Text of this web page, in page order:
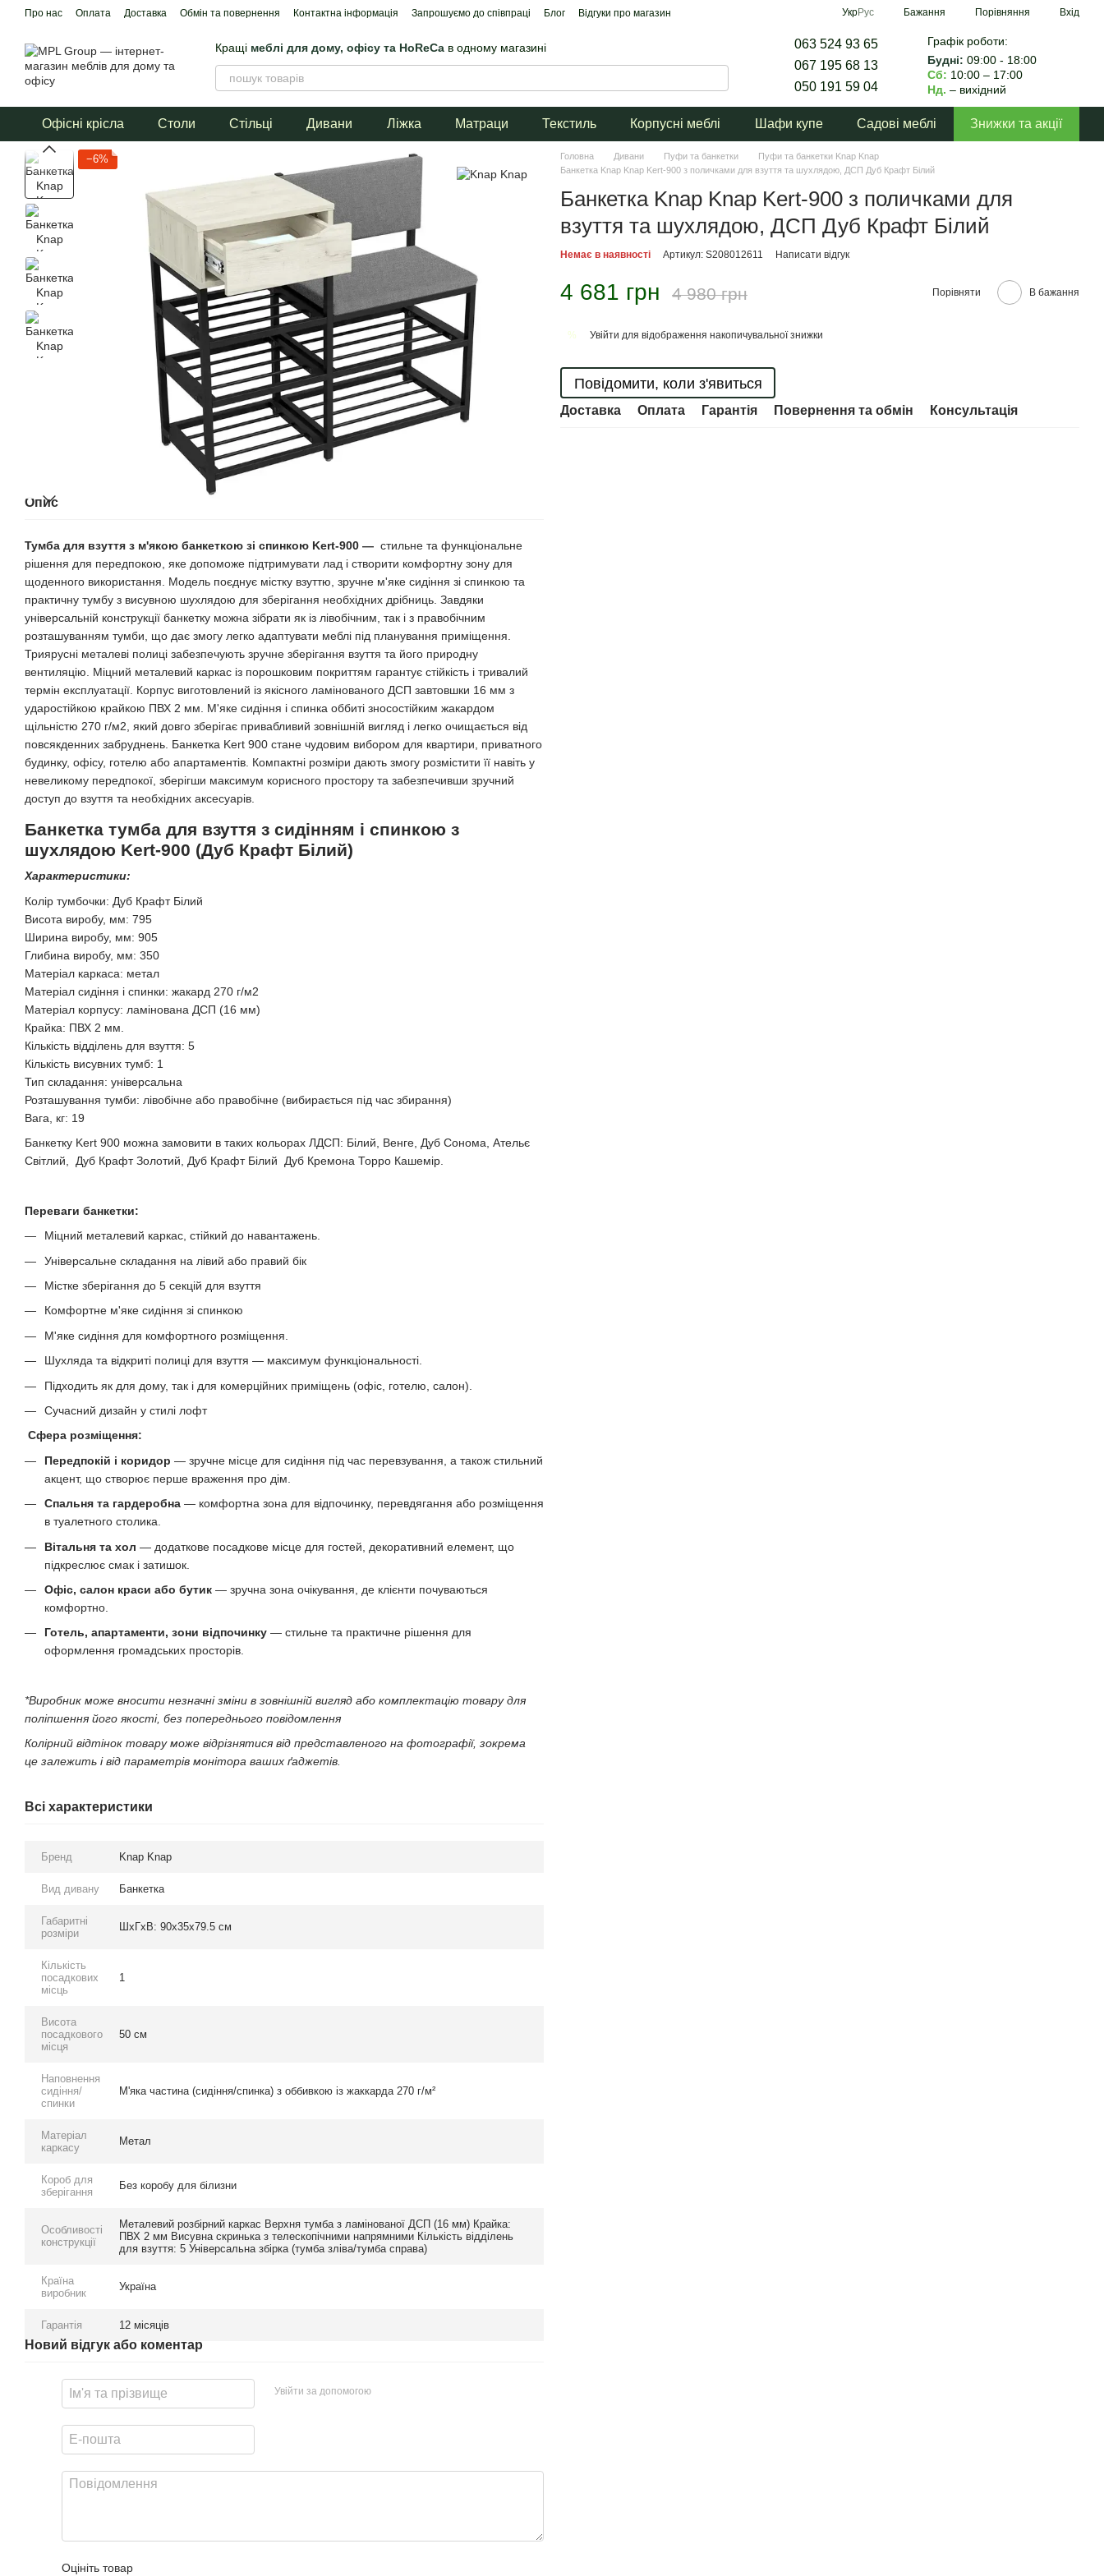
Перейти до основного контенту
Про нас Оплата Доставка Обмін та повернення Контактна інформація Запрошуємо до співпраці Блог Відгуки про магазин УкрРус Бажання Порівняння Вхід
Кращі меблі для дому, офісу та HoReCa в одному магазині
063 524 93 65
067 195 68 13
050 191 59 04
Графік роботи:
Будні: 09:00 - 18:00
Сб: 10:00 – 17:00
Нд. – вихідний
Офісні крісла Столи Стільці Дивани Ліжка Матраци Текстиль Корпусні меблі Шафи купе Садові меблі Знижки та акції
−6%
Опис
Тумба для взуття з м'якою банкеткою зі спинкою Kert-900 — стильне та функціональне
рішення для передпокою, яке допоможе підтримувати лад і створити комфортну зону для
щоденного використання. Модель поєднує містку взуттю, зручне м'яке сидіння зі спинкою та
практичну тумбу з висувною шухлядою для зберігання необхідних дрібниць. Завдяки
універсальній конструкції банкетку можна зібрати як із лівобічним, так і з правобічним
розташуванням тумби, що дає змогу легко адаптувати меблі під планування приміщення.
Триярусні металеві полиці забезпечують зручне зберігання взуття та його природну
вентиляцію. Міцний металевий каркас із порошковим покриттям гарантує стійкість і тривалий
термін експлуатації. Корпус виготовлений із якісного ламінованого ДСП завтовшки 16 мм з
ударостійкою крайкою ПВХ 2 мм. М'яке сидіння і спинка оббиті зносостійким жакардом
щільністю 270 г/м2, який довго зберігає привабливий зовнішній вигляд і легко очищається від
повсякденних забруднень. Банкетка Kert 900 стане чудовим вибором для квартири, приватного
будинку, офісу, готелю або апартаментів. Компактні розміри дають змогу розмістити її навіть у
невеликому передпокої, зберігши максимум корисного простору та забезпечивши зручний
доступ до взуття та необхідних аксесуарів.
Банкетка тумба для взуття з сидінням і спинкою з
шухлядою Kert-900 (Дуб Крафт Білий)
Характеристики:
Колір тумбочки: Дуб Крафт Білий
Висота виробу, мм: 795
Ширина виробу, мм: 905
Глибина виробу, мм: 350
Матеріал каркаса: метал
Матеріал сидіння і спинки: жакард 270 г/м2
Матеріал корпусу: ламінована ДСП (16 мм)
Крайка: ПВХ 2 мм.
Кількість відділень для взуття: 5
Кількість висувних тумб: 1
Тип складання: універсальна
Розташування тумби: лівобічне або правобічне (вибирається під час збирання)
Вага, кг: 19
Банкетку Kert 900 можна замовити в таких кольорах ЛДСП: Білий, Венге, Дуб Сонома, Ательє
Світлий, Дуб Крафт Золотий, Дуб Крафт Білий Дуб Кремона Торро Кашемір.
Переваги банкетки:
Міцний металевий каркас, стійкий до навантажень.
Універсальне складання на лівий або правий бік
Містке зберігання до 5 секцій для взуття
Комфортне м'яке сидіння зі спинкою
М'яке сидіння для комфортного розміщення.
Шухляда та відкриті полиці для взуття — максимум функціональності.
Підходить як для дому, так і для комерційних приміщень (офіс, готелю, салон).
Сучасний дизайн у стилі лофт
Сфера розміщення:
Передпокій і коридор — зручне місце для сидіння під час перевзування, а також стильний
акцент, що створює перше враження про дім.
Спальня та гардеробна — комфортна зона для відпочинку, перевдягання або розміщення
в туалетного столика.
Вітальня та хол — додаткове посадкове місце для гостей, декоративний елемент, що
підкреслює смак і затишок.
Офіс, салон краси або бутик — зручна зона очікування, де клієнти почуваються
комфортно.
Готель, апартаменти, зони відпочинку — стильне та практичне рішення для
оформлення громадських просторів.
*Виробник може вносити незначні зміни в зовнішній вигляд або комплектацію товару для
поліпшення його якості, без попереднього повідомлення
Колірний відтінок товару може відрізнятися від представленого на фотографії, зокрема
це залежить і від параметрів монітора ваших ґаджетів.
Всі характеристики
Бренд Knap Knap
Вид дивану Банкетка
Габаритні
розміри
ШхГхВ: 90х35х79.5 см
Кількість
посадкових
місць
1
Висота
посадкового
місця
50 см
Наповнення
сидіння/
спинки
М'яка частина (сидіння/спинка) з оббивкою із жаккарда 270 г/м²
Матеріал
каркасу
Метал
Короб для
зберігання
Без коробу для білизни
Особливості
конструкції
Металевий розбірний каркас Верхня тумба з ламінованої ДСП (16 мм) Крайка:
ПВХ 2 мм Висувна скринька з телескопічними напрямними Кількість відділень
для взуття: 5 Універсальна збірка (тумба зліва/тумба справа)
Країна
виробник
Україна
Гарантія 12 місяців
Новий відгук або коментар
Увійти за допомогою
Оцініть товар
Головна Дивани Пуфи та банкетки
Пуфи та банкетки Knap Knap
Банкетка Knap Knap Kert-900 з поличками для взуття та шухлядою, ДСП Дуб Крафт Білий
Банкетка Knap Knap Kert-900 з поличками для
взуття та шухлядою, ДСП Дуб Крафт Білий
Немає в наявності Артикул: S208012611 Написати відгук
4 681 грн 4 980 грн Порівняти В бажання
% Увійти для відображення накопичувальної знижки
Повідомити, коли з'явиться
Доставка Оплата Гарантія Повернення та обмін Консультація